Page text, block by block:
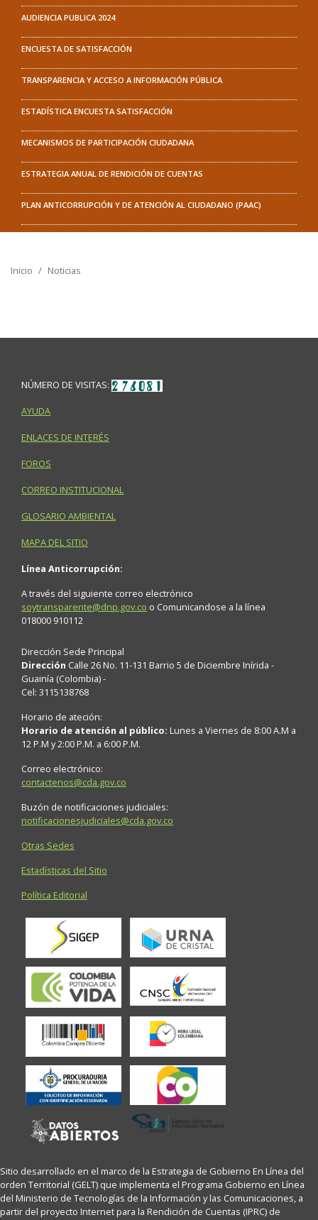
AUDIENCIA PUBLICA 2024
ENCUESTA DE SATISFACCIÓN
TRANSPARENCIA Y ACCESO A INFORMACIÓN PÚBLICA
ESTADÍSTICA ENCUESTA SATISFACCIÓN
MECANISMOS DE PARTICIPACIÓN CIUDADANA
ESTRATEGIA ANUAL DE RENDICIÓN DE CUENTAS
PLAN ANTICORRUPCIÓN Y DE ATENCIÓN AL CIUDADANO (PAAC)
Inicio Noticias
NÚMERO DE VISITAS:
AYUDA
ENLACES DE INTERÉS
FOROS
CORREO INSTITUCIONAL
GLOSARIO AMBIENTAL
MAPA DEL SITIO
Línea Anticorrupción:
A través del siguiente correo electrónico
soytransparente@dnp.gov.co o Comunicandose a la línea
018000 910112
Dirección Sede Principal
Dirección Calle 26 No. 11-131 Barrio 5 de Diciembre Inírida -
Guainía (Colombia) -
Cel: 3115138768
Horario de ateción:
Horario de atención al público: Lunes a Viernes de 8:00 A.M a
12 P.M y 2:00 P.M. a 6:00 P.M.
Correo electrónico:
contactenos@cda.gov.co
Buzón de notificaciones judiciales:
notificacionesjudiciales@cda.gov.co
Otras Sedes
Estadísticas del Sitio
Política Editorial
Sitio desarrollado en el marco de la Estrategia de Gobierno En Línea del
orden Territorial (GELT) que implementa el Programa Gobierno en Línea
del Ministerio de Tecnologías de la Información y las Comunicaciones, a
partir del proyecto Internet para la Rendición de Cuentas (IPRC) de